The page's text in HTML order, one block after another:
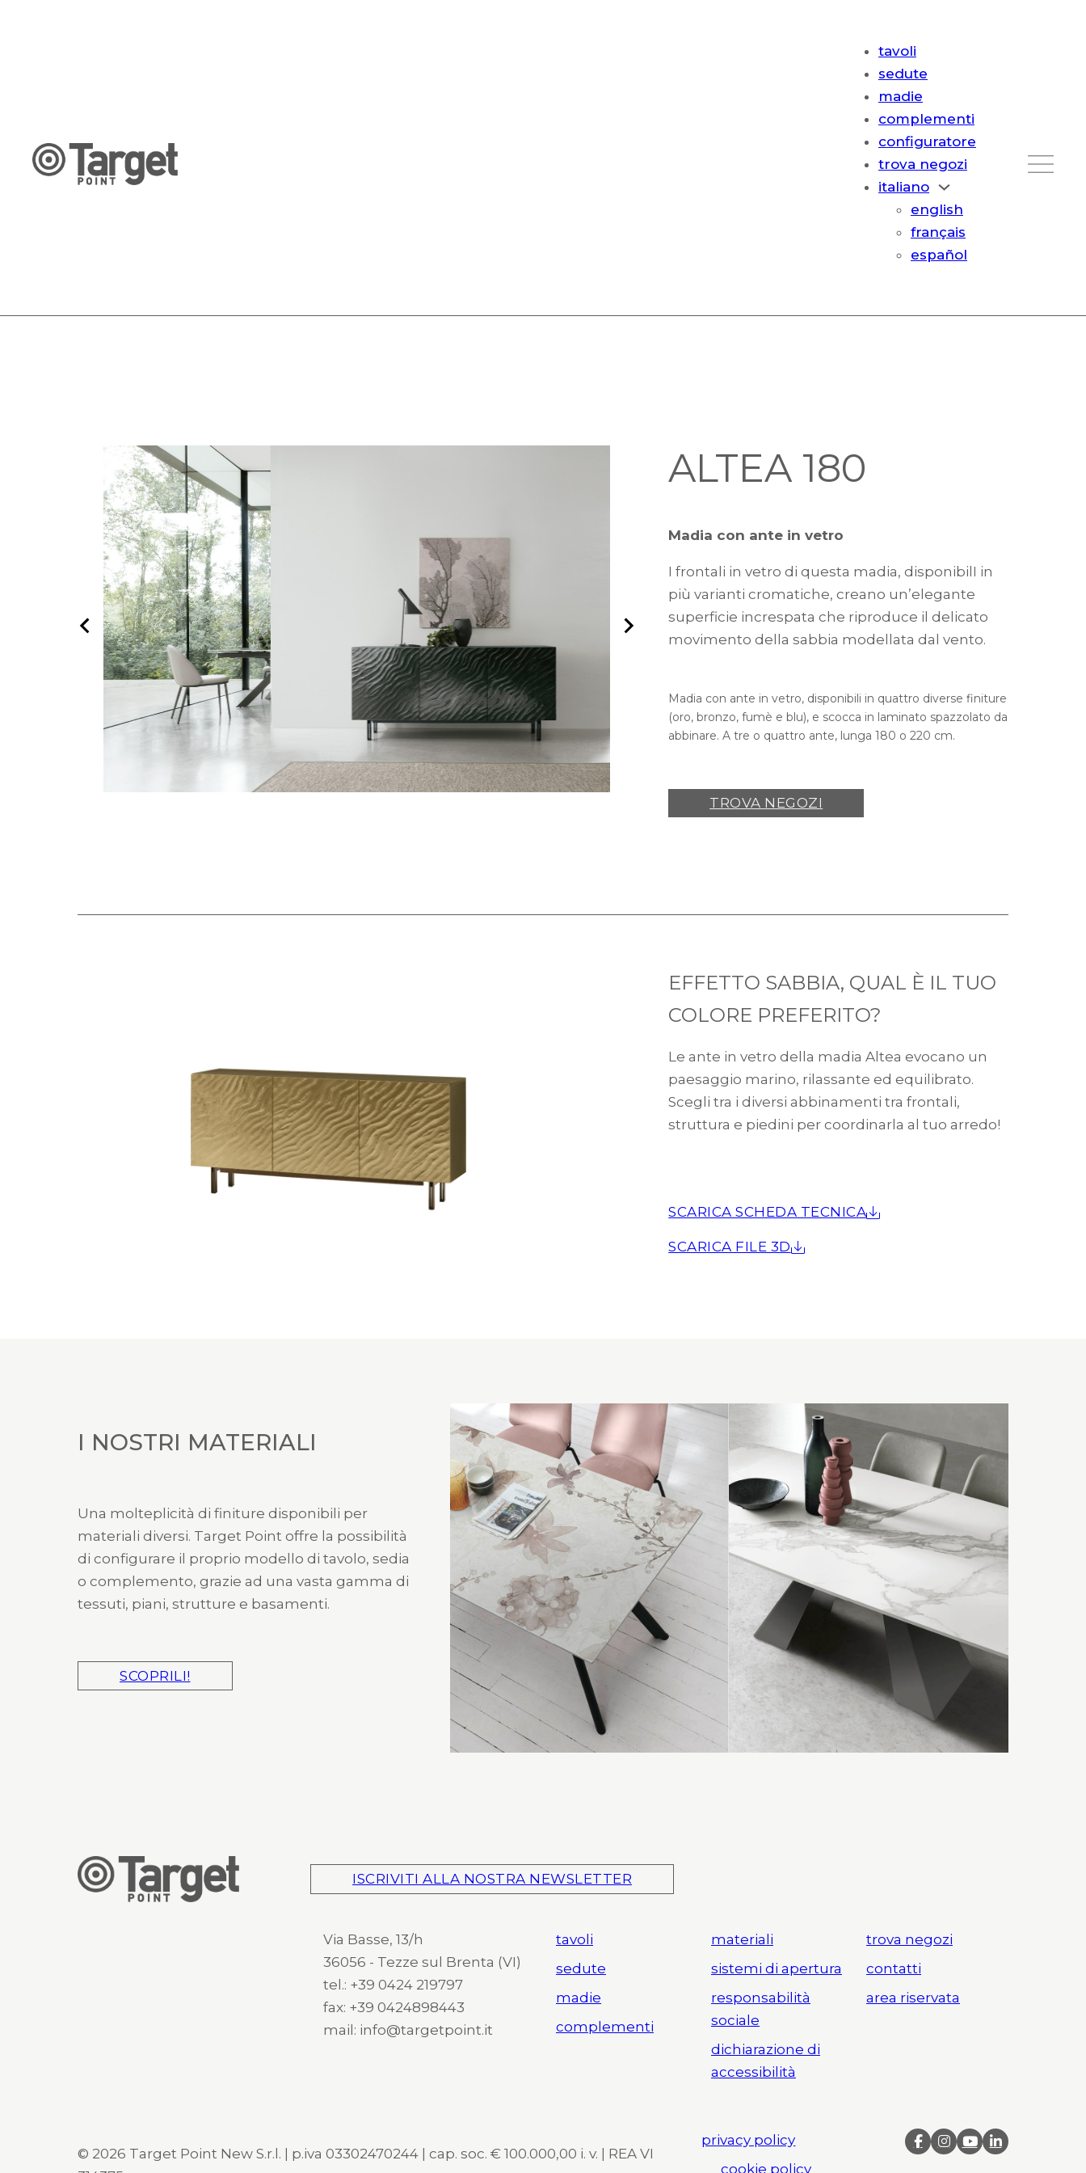
tavoli
sedute
madie
complementi
configuratore
trova negozi
italiano
english
français
español
ALTEA 180
Madia con ante in vetro
I frontali in vetro di questa madia, disponibilI in
più varianti cromatiche, creano un’elegante
superficie increspata che riproduce il delicato
movimento della sabbia modellata dal vento.
Madia con ante in vetro, disponibili in quattro diverse finiture
(oro, bronzo, fumè e blu), e scocca in laminato spazzolato da
abbinare. A tre o quattro ante, lunga 180 o 220 cm.
TROVA NEGOZI
EFFETTO SABBIA, QUAL È IL TUO
COLORE PREFERITO?
Le ante in vetro della madia Altea evocano un
paesaggio marino, rilassante ed equilibrato.
Scegli tra i diversi abbinamenti tra frontali,
struttura e piedini per coordinarla al tuo arredo!
SCARICA SCHEDA TECNICA
SCARICA FILE 3D
I NOSTRI MATERIALI
Una molteplicità di finiture disponibili per
materiali diversi. Target Point offre la possibilità
di configurare il proprio modello di tavolo, sedia
o complemento, grazie ad una vasta gamma di
tessuti, piani, strutture e basamenti.
SCOPRILI!
ISCRIVITI ALLA NOSTRA NEWSLETTER
Via Basse, 13/h
36056 - Tezze sul Brenta (VI)
tel.: +39 0424 219797
fax: +39 0424898443
mail: info@targetpoint.it
tavoli
sedute
madie
complementi
materiali
sistemi di apertura
responsabilità
sociale
dichiarazione di
accessibilità
trova negozi
contatti
area riservata
© 2026 Target Point New S.r.l. | p.iva 03302470244 | cap. soc. € 100.000,00 i. v. | REA VI
privacy policy
cookie policy